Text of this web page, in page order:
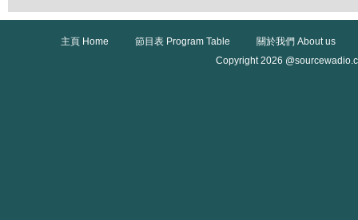
主頁 Home 節目表 Program Table
關於我們 About us
Copyright 2026